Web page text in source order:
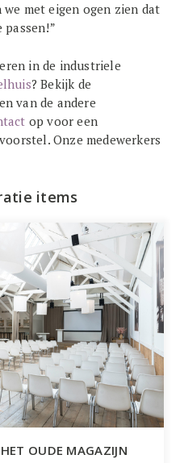
met eigen ogen zien dat
in de industriele
? Bekijk de
van de andere
op voor een
Onze medewerkers
items
OUDE MAGAZIJN